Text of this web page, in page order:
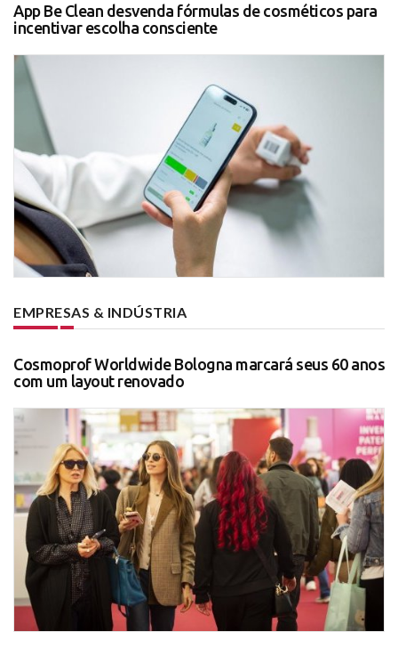
App Be Clean desvenda fórmulas de cosméticos para
incentivar escolha consciente
EMPRESAS & INDÚSTRIA
Cosmoprof Worldwide Bologna marcará seus 60 anos
com um layout renovado